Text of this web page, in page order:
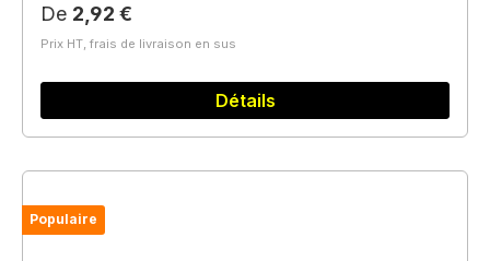
Prix régulier :
De 2,92 €
Prix HT, frais de livraison en sus
Détails
Populaire